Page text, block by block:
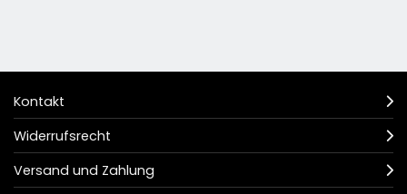
Kontakt
Widerrufsrecht
Versand und Zahlung